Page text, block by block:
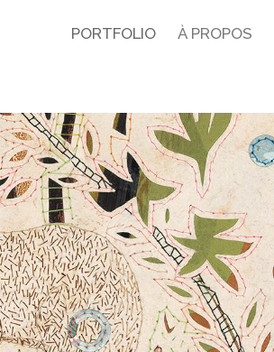
PORTFOLIO À PROPOS